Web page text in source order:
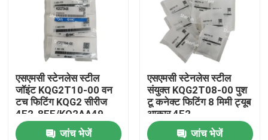
एसएमसी स्टेनलेस स्टील
जॉइंट KQG2T10-00 वन
टच फिटिंग KQG2 सीरीज
4E2-8FE/KQ2AA49
जांच भेजें
एसएमसी स्टेनलेस स्टील
संयुक्त KQG2T08-00 पुश
टू कनेक्ट फिटिंग 8 मिमी ट्यूब
आकार 4E2-
3FE/KQ2AA44
जांच भेजें